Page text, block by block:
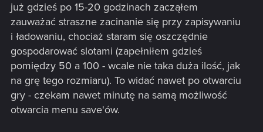
już gdzieś po 15-20 godzinach zacząłem
zauważać straszne zacinanie się przy zapisywaniu
i ładowaniu, chociaż staram się oszczędnie
gospodarować slotami (zapełniłem gdzieś
pomiędzy 50 a 100 - wcale nie taka duża ilość, jak
na grę tego rozmiaru). To widać nawet po otwarciu
gry - czekam nawet minutę na samą możliwość
otwarcia menu save'ów.